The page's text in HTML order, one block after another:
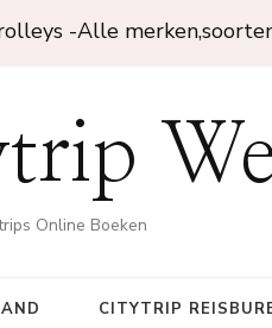
-Alle
Online Boeken
CITYTRIP